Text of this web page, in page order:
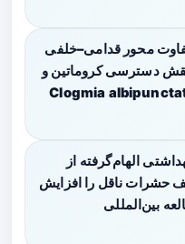
محور قدامی–خلفی
دسترسی کروماتین و
الهام‌گرفته از
حشرات ناقل را افزایش
بین‌المللی